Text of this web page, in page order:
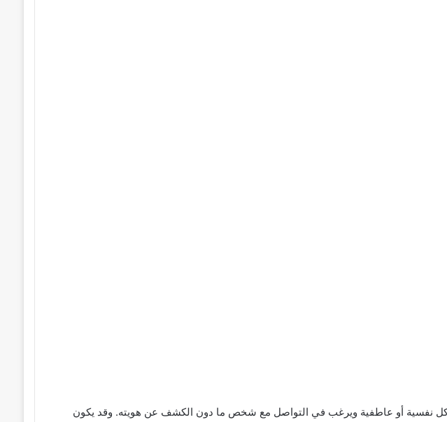
نفسية أو عاطفية ويرغب في التواصل مع شخص ما دون الكشف عن هويته. وقد يكون